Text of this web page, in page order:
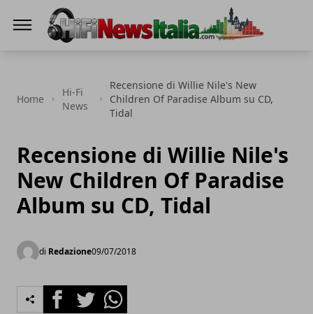
Home
Hi-Fi
News
Recensione di Willie Nile's New
Children Of Paradise Album su CD,
Tidal
Recensione di Willie Nile's
New Children Of Paradise
Album su CD, Tidal
di Redazione09/07/2018
FacebookTwitterWhatsapp